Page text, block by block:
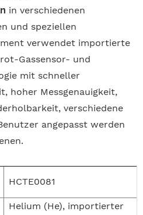
in verschiedenen
und speziellen
verwendet importierte
Gassensor- und
mit schneller
hoher Messgenauigkeit,
verschiedene
angepasst werden
HCTE0081
Helium (He), importierter